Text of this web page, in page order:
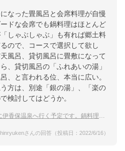
なった畳風呂と会席料理が自慢
ドな会席でも鍋料理はほとんど
しゃぶしゃぶ」も有れば郷土料
ので、コースで選択して欲し
風呂、貸切風呂に畳敷になって
、貸切風呂の「ふれあいの湯」
、と言われる位、本当に広い。
方は、別途「銀の湯」、「楽の
検討してはどうか。
温泉へ行く予定です。鍋料理が食べられる宿はありますか？
さんの回答（投稿日：2022/6/16）